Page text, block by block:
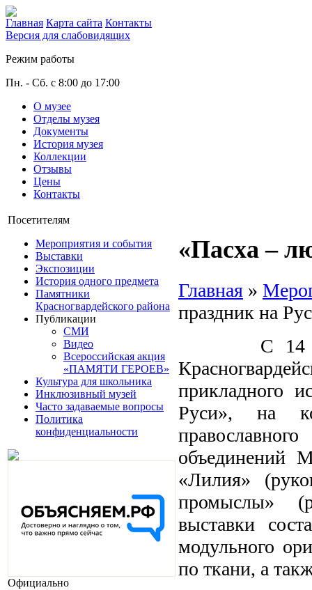
Главная Карта сайта Контакты
Версия для слабовидящих
Режим работы
Пн. - Сб. с 8:00 до 17:00
О музее
Отделы музея
Документы
История музея
Коллекции
Отзывы
Цены
Контакты
Посетителям
Мероприятия и события
Выставки
Экспозиции
История одного предмета
Памятники
Красногвардейского района
Публикации
СМИ
Видео
Всероссийская акция
«ПАМЯТИ ГЕРОЕВ»
Культура для школьника
Инклюзивный музей
Часто задаваемые вопросы
Политика
конфиденциальности
Официально
«Пасха –
Главная »
праздник на
С 14 по
прикладного
Руси», на
объединений
«Лилия»
промыслы»
выставки
модульного
по ткани, а